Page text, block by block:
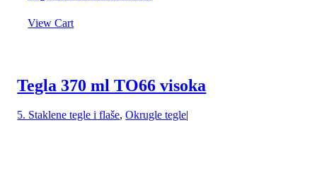
View Cart
Tegla 370 ml TO66 visoka
5. Staklene tegle i flaše,Okrugle tegle|